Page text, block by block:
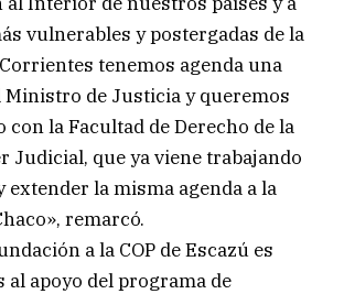
vulnerables y postergadas de la
tenemos agenda una
de Justicia y queremos
la Facultad de Derecho de la
Judicial, que ya viene trabajando
extender la misma agenda a la
remarcó.
a la COP de Escazú es
al apoyo del programa de